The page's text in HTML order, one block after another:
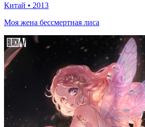
Китай • 2013
Моя жена бессмертная лиса